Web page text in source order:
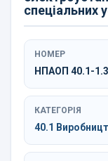
спеціальних
НОМЕР
НПАОП 40.1-
КАТЕГОРІЯ
40.1